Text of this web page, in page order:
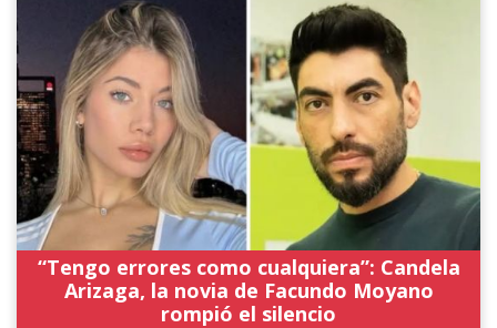
“Tengo errores como cualquiera”: Candela
Arizaga, la novia de Facundo Moyano
rompió el silencio